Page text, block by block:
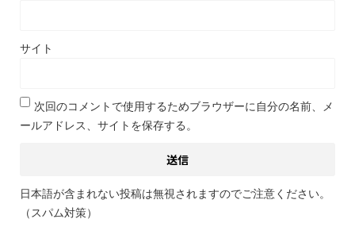
サイト
次回のコメントで使用するためブラウザーに自分の名前、メ
ールアドレス、サイトを保存する。
日本語が含まれない投稿は無視されますのでご注意ください。
（スパム対策）